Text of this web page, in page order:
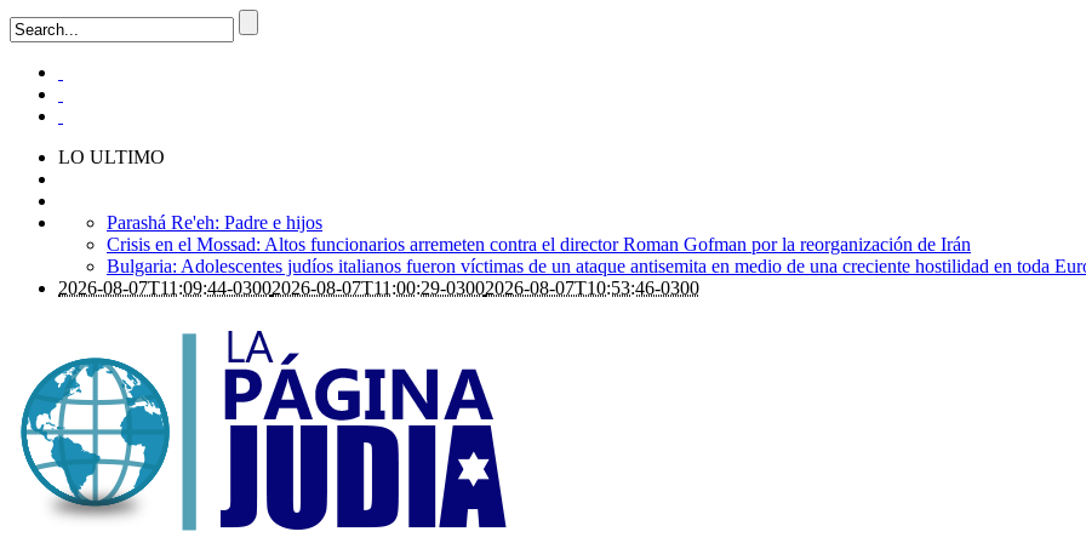
LO ULTIMO
Parashá Re'eh: Padre e hijos
Crisis en el Mossad: Altos funcionarios arremeten contra el director Roman Gofman por la reorganización de Irán
Bulgaria: Adolescentes judíos italianos fueron víctimas de un ataque antisemita en medio de una creciente hostilidad en toda
2026-08-07T11:09:44-03002026-08-07T11:00:29-03002026-08-07T10:53:46-0300